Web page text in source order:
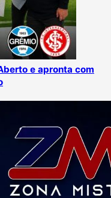
e apronta com